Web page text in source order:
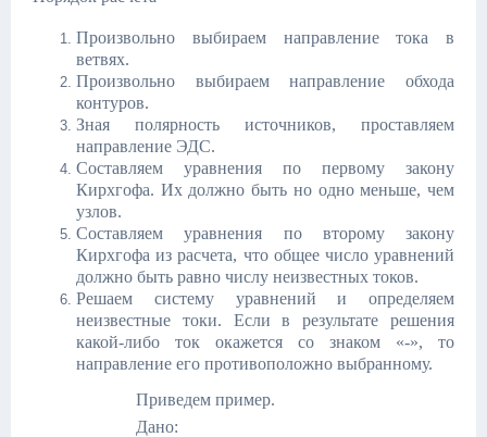
Произвольно выбираем направление тока в
ветвях.
Произвольно выбираем направление обхода
контуров.
Зная полярность источников, проставляем
направление ЭДС.
Составляем уравнения по первому закону
Кирхгофа. Их должно быть но одно меньше, чем
узлов.
Составляем уравнения по второму закону
Кирхгофа из расчета, что общее число уравнений
должно быть равно числу неизвестных токов.
Решаем систему уравнений и определяем
неизвестные токи. Если в результате решения
какой-либо ток окажется со знаком «-», то
направление его противоположно выбранному.
Приведем пример.
Дано: